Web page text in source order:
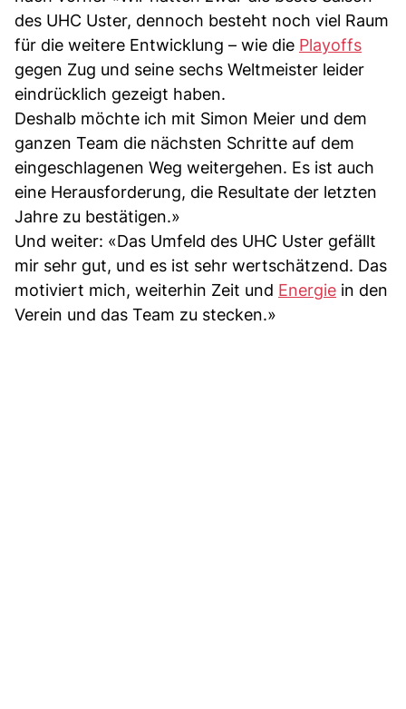
des UHC Uster, dennoch besteht noch viel Raum
für die weitere Entwicklung – wie die Playoffs
gegen Zug und seine sechs Weltmeister leider
eindrücklich gezeigt haben.
Deshalb möchte ich mit Simon Meier und dem
ganzen Team die nächsten Schritte auf dem
eingeschlagenen Weg weitergehen. Es ist auch
eine Herausforderung, die Resultate der letzten
Jahre zu bestätigen.»
Und weiter: «Das Umfeld des UHC Uster gefällt
mir sehr gut, und es ist sehr wertschätzend. Das
motiviert mich, weiterhin Zeit und Energie in den
Verein und das Team zu stecken.»